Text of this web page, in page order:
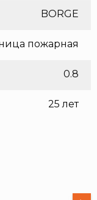
BORGE
пожарная
0.8
25 лет